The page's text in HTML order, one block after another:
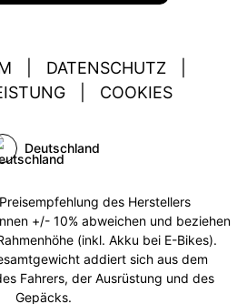
DATENSCHUTZ
COOKIES
Deutschland
des Herstellers
+/- 10% abweichen und beziehen
(inkl. Akku bei E-Bikes).
addiert sich aus dem
Fahrers, der Ausrüstung und des
Gepäcks.